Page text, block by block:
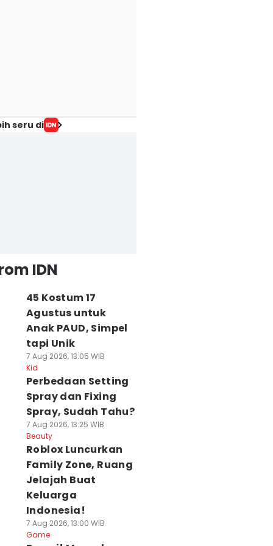
seru di
IDN
45 Kostum 17
Agustus untuk
Anak PAUD, Simpel
tapi Unik
7 Aug 2026, 13:05 WIB
Kid
Perbedaan Setting
Spray dan Fixing
Spray, Sudah Tahu?
7 Aug 2026, 13:25 WIB
Beauty
Roblox Luncurkan
Family Zone, Ruang
Jelajah Buat
Keluarga
Indonesia!
7 Aug 2026, 13:00 WIB
Game